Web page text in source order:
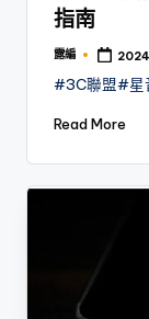
指南
Posted
露編
#3C聯盟#
Read More